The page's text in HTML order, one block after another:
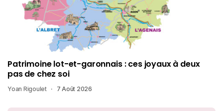
Patrimoine lot-et-garonnais : ces joyaux à deux
pas de chez soi
Yoan Rigoulet 7 Août 2026